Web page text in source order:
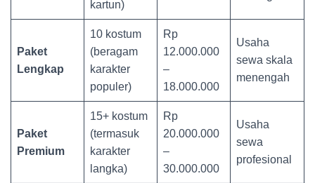
kartun)
Paket
Lengkap
10 kostum
(beragam
karakter
populer)
Rp
12.000.000
–
18.000.000
Usaha
sewa skala
menengah
Paket
Premium
15+ kostum
(termasuk
karakter
langka)
Rp
20.000.000
–
30.000.000
Usaha
sewa
profesional